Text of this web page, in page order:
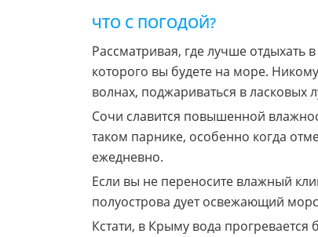
ЧТО С ПОГОДОЙ?
Рассматривая, где лучше отдыхать
которого вы будете на море.
волнах, поджариваться в ласковых
Сочи славится повышенной
таком парнике, особенно когда
ежедневно.
Если вы не переносите влажный
полуострова дует освежающий
Кстати, в Крыму вода